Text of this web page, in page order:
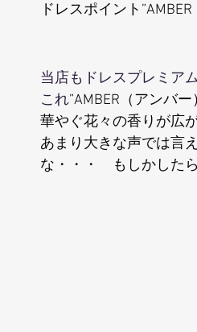
ドレスポイント
当店もドレスプレミア
これ”AMBER（アンバー
華やぐ花々の香りが広
あまり大きな声では言
な・・・　もしかした